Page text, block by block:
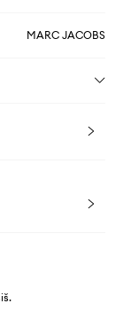
MARC JACOBS